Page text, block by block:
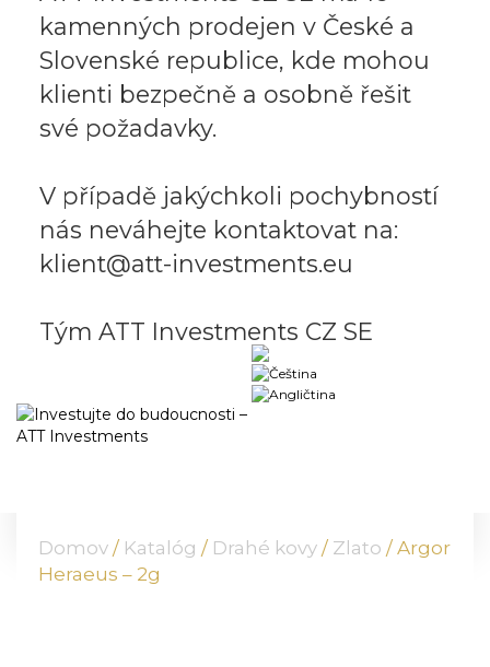
kamenných prodejen v České a
Slovenské republice, kde mohou
klienti bezpečně a osobně řešit
své požadavky.
V případě jakýchkoli pochybností
nás neváhejte kontaktovat na:
klient@att-investments.eu
Tým ATT Investments CZ SE
PONUKA
Domov / Katalóg / Drahé kovy / Zlato / Argor
Heraeus – 2g